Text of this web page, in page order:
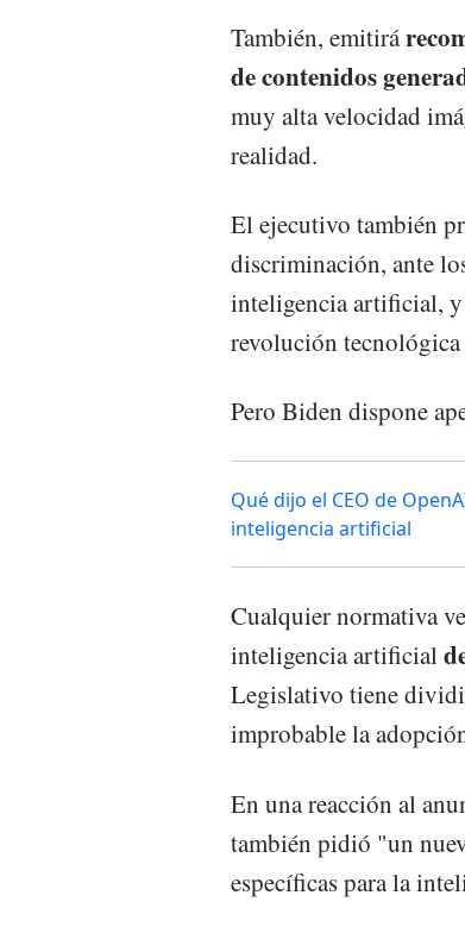
También, emitirá
de contenidos
muy alta velocidad
realidad.
El ejecutivo también
discriminación, ante
inteligencia artificial, y
revolución tecnológica
Pero Biden dispone
Qué dijo el CEO de
inteligencia artificial
Cualquier normativa
inteligencia artificial
Legislativo tiene
improbable la
En una reacción al
también pidió "un
específicas para la